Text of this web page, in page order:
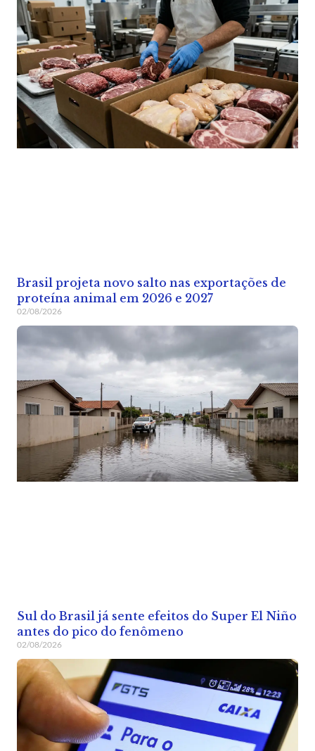
Brasil projeta novo salto nas exportações de
proteína animal em 2026 e 2027
02/08/2026
Sul do Brasil já sente efeitos do Super El Niño
antes do pico do fenômeno
02/08/2026